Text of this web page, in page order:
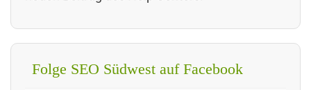
Folge SEO Südwest auf Facebook